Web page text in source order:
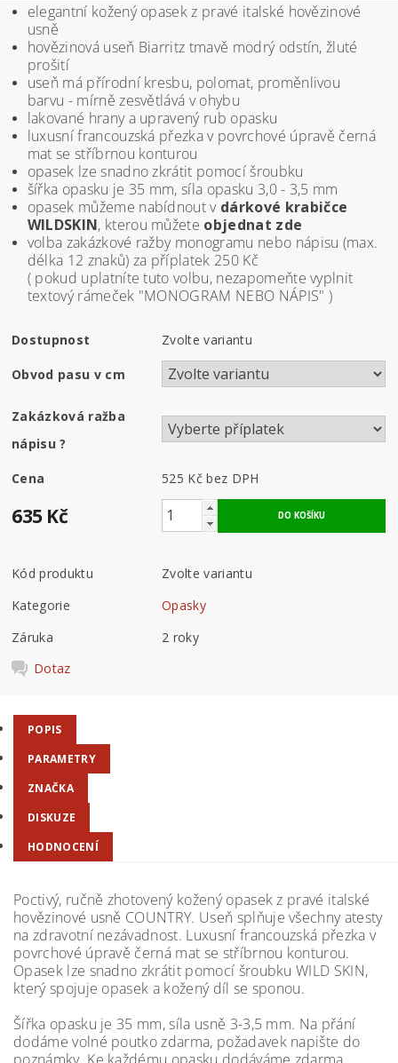
elegantní kožený opasek z pravé italské hovězinové
usně
hovězinová useň Biarritz tmavě modrý odstín, žluté
prošití
useň má přírodní kresbu, polomat, proměnlivou
barvu - mírně zesvětlává v ohybu
lakované hrany a upravený rub opasku
luxusní francouzská přezka v povrchové úpravě černá
mat se stříbrnou konturou
opasek lze snadno zkrátit pomocí šroubku
šířka opasku je 35 mm, síla opasku 3,0 - 3,5 mm
opasek můžeme nabídnout v dárkové krabičce
WILDSKIN, kterou můžete objednat zde
volba zakázkové ražby monogramu nebo nápisu (max.
délka 12 znaků) za příplatek 250 Kč
( pokud uplatníte tuto volbu, nezapomeňte vyplnit
textový rámeček "MONOGRAM NEBO NÁPIS" )
Dostupnost Zvolte variantu
Obvod pasu v cm
Zakázková ražba
nápisu?
Cena 525 Kč bez DPH
635 Kč
Kód produktu
Zvolte variantu
Kategorie
Opasky
Záruka
2 roky
Dotaz
POPIS
PARAMETRY
ZNAČKA
DISKUZE
HODNOCENÍ
Poctivý, ručně zhotovený kožený opasek z pravé italské
hovězinové usně COUNTRY. Useň splňuje všechny atesty
na zdravotní nezávadnost. Luxusní francouzská přezka v
povrchové úpravě černá mat se stříbrnou konturou.
Opasek lze snadno zkrátit pomocí šroubku WILD SKIN,
který spojuje opasek a kožený díl se sponou.
Šířka opasku je 35 mm, síla usně 3-3,5 mm. Na přání
dodáme volné poutko zdarma, požadavek napište do